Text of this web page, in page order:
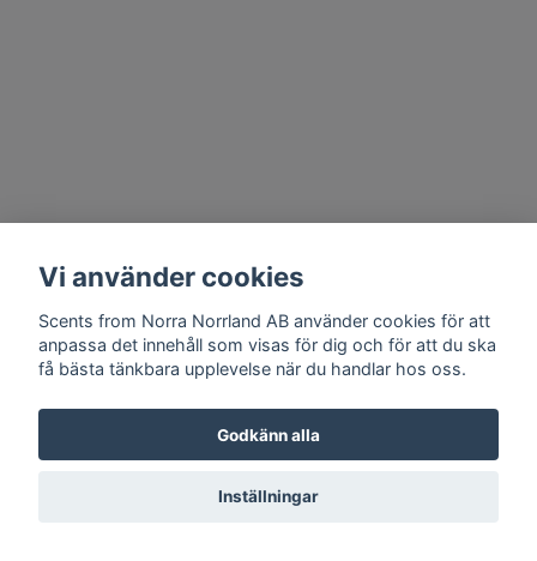
Vi använder cookies
Scents from Norra Norrland AB använder cookies för att
anpassa det innehåll som visas för dig och för att du ska
få bästa tänkbara upplevelse när du handlar hos oss.
Godkänn alla
Inställningar